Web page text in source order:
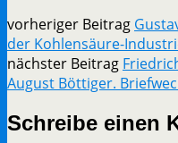
vorheriger Beitrag
der Kohlensäure-
nächster Beitrag
August Böttiger.
Schreibe einen